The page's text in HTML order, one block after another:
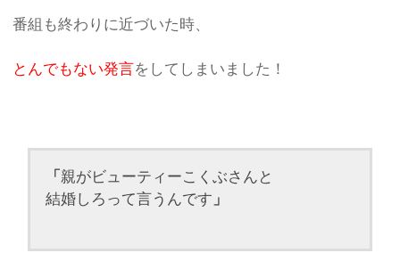
番組も終わりに近づいた時、
とんでもない発言をしてしまいました！
「親がビューティーこくぶさんと
結婚しろって言うんです 」